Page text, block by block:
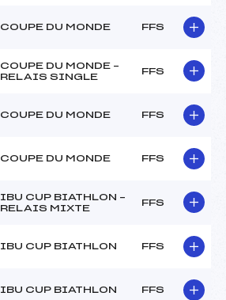
COUPE DU MONDE FFS
COUPE DU MONDE –
RELAIS SINGLE
FFS
COUPE DU MONDE FFS
COUPE DU MONDE FFS
IBU CUP BIATHLON –
RELAIS MIXTE
FFS
IBU CUP BIATHLON FFS
IBU CUP BIATHLON FFS